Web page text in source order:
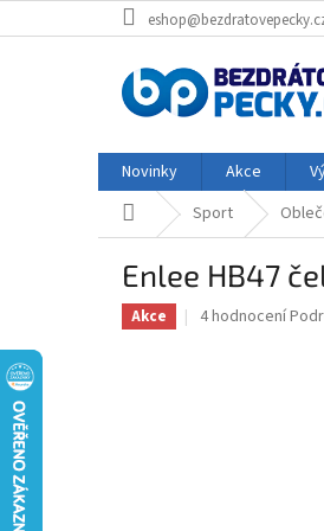
na
Novinky Akce
Domů Sport
Enlee HB47
Akce
Průměrné
4 hodnocení